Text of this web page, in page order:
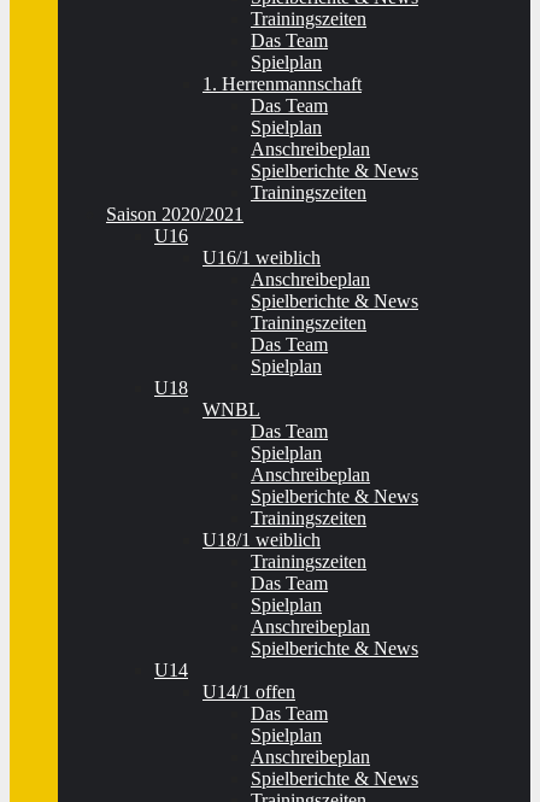
Trainingszeiten
Das Team
Spielplan
1. Herrenmannschaft
Das Team
Spielplan
Anschreibeplan
Spielberichte & News
Trainingszeiten
Saison 2020/2021
U16
U16/1 weiblich
Anschreibeplan
Spielberichte & News
Trainingszeiten
Das Team
Spielplan
U18
WNBL
Das Team
Spielplan
Anschreibeplan
Spielberichte & News
Trainingszeiten
U18/1 weiblich
Trainingszeiten
Das Team
Spielplan
Anschreibeplan
Spielberichte & News
U14
U14/1 offen
Das Team
Spielplan
Anschreibeplan
Spielberichte & News